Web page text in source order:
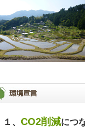
１、 CO2削減につ